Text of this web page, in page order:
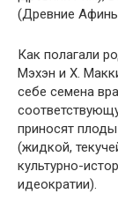
(Древние
Как полагали
Мэхэн и X.
себе семена
приносят
(жидкой,
культурно-
идеократии).